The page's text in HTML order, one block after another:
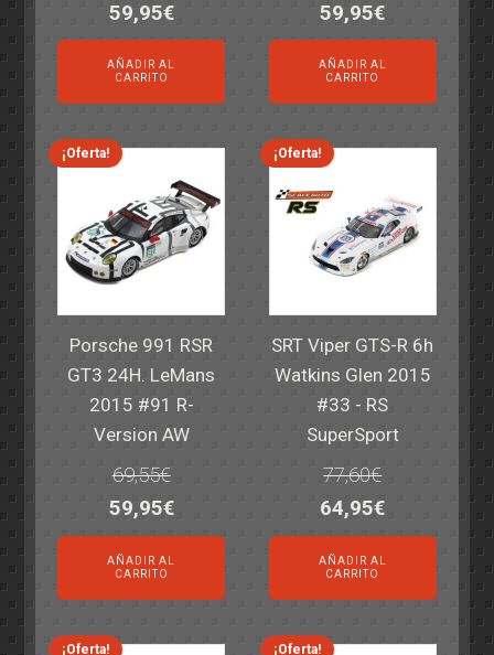
El
precio
original
era:
82,40€.
59,95€El
precio
es:
59,95€.
AÑADIR AL
CARRITO
El
precio
original
era:
82,40€.
59,95€El
precio
es:
59,95€.
AÑADIR AL
CARRITO
¡Oferta!
Porsche 991 RSR
GT3 24H. LeMans
2015 #91 R-
Version AW
69,55€
El
precio
original
era:
69,55€.
59,95€El
precio
actual
es:
59,95€.
AÑADIR AL
CARRITO
¡Oferta!
SRT Viper GTS-R 6h
Watkins Glen 2015
#33 - RS
SuperSport
77,60€
El
precio
original
era:
77,60€.
64,95€El
precio
actual
es:
64,95€.
AÑADIR AL
CARRITO
¡Oferta! ¡Oferta!